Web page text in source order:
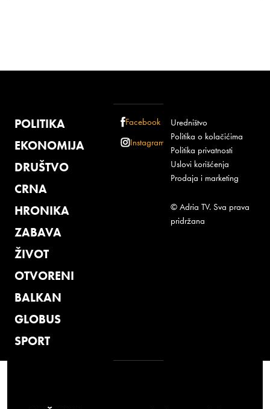
POLITIKA
EKONOMIJA
DRUŠTVO
CRNA
HRONIKA
ZABAVA
ŽIVOT
OTVORENI
BALKAN
GLOBUS
SPORT
Facebook
Instagram
Uredništvo
Politika o kolačićima
Politika privatnosti
Uslovi korišćenja
Prodaja i marketing
© Adria TV. Sva prava
pridržana